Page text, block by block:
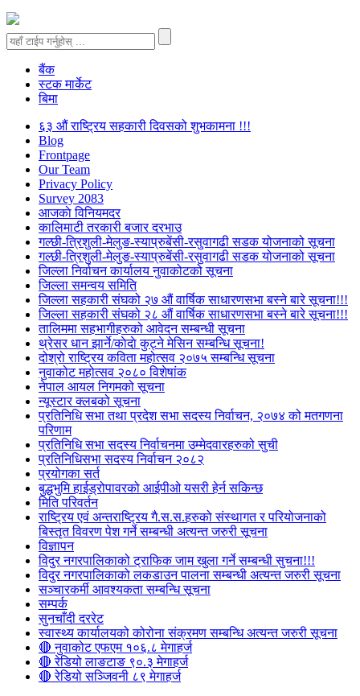
बैंक
स्टक मार्केट
बिमा
६३ औं राष्ट्रिय सहकारी दिवसको शुभकामना !!!
Blog
Frontpage
Our Team
Privacy Policy
Survey 2083
आजकाे विनियमदर
कालिमाटी तरकारी बजार दरभाउ
गल्छी-त्रिशुली-मेलुङ-स्याप्रुबेंसी-रसुवागढी सडक योजनाको सूचना
गल्छी-त्रिशुली-मेलुङ-स्याप्रुबेंसी-रसुवागढी सडक योजनाको सूचना
जिल्ला निर्वाचन कार्यालय नुवाकोटको सूचना
जिल्ला समन्वय समिति
जिल्ला सहकारी संघको २७ औं वार्षिक साधारणसभा बस्ने बारे सूचना!!!
जिल्ला सहकारी संघको २८ औं वार्षिक साधारणसभा बस्ने बारे सूचना!!!
तालिममा सहभागीहरुको आवेदन सम्बन्धी सूचना
थ्रेसर धान झार्ने/काेदाे कुट्ने मेसिन सम्बन्धि सूचना!
दोश्रो राष्ट्रिय कविता महोत्सव २०७५ सम्बन्धि सूचना
नुवाकोट महोत्सव २०८० विशेषांक
नेपाल आयल निगमको सूचना
न्यूस्टार क्लबको सूचना
प्रतिनिधि सभा तथा प्रदेश सभा सदस्य निर्वाचन, २०७४ को मतगणना
परिणाम
प्रतिनिधि सभा सदस्य निर्वाचनमा उम्मेदवारहरुको सुची
प्रतिनिधिसभा सदस्य निर्वाचन २०८२
प्रयोगका सर्त
बुद्धभुमि हाईड्रोपावरको आईपीओ यसरी हेर्न सकिन्छ
मिति परिवर्तन
राष्ट्रिय एवं अन्तराष्ट्रिय गै.स.स.हरुको संस्थागत र परियोजनाको
बिस्तृत विवरण पेश गर्ने सम्बन्धी अत्यन्त जरुरी सूचना
विज्ञापन
विदुर नगरपालिकाको ट्राफिक जाम खुला गर्ने सम्बन्धी सुचना!!!
विदुर नगरपालिकाको लकडाउन पालना सम्बन्धी अत्यन्त जरुरी सूचना
सञ्चारकर्मी आवश्यकता सम्बन्धि सूचना
सम्पर्क
सुनचाँदी दररेट
स्वास्थ्य कार्यालयको कोरोना संक्रमण सम्बन्धि अत्यन्त जरुरी सूचना
🔴 नुवाकोट एफएम १०६.८ मेगाहर्ज
🔴 रेडियो लाङटाङ ९०.३ मेगाहर्ज
🔴 रेडियो सञ्जिवनी ८९ मेगाहर्ज